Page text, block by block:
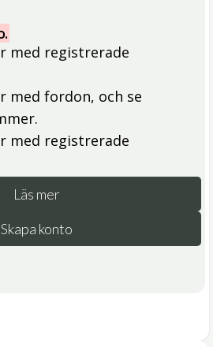
med registrerade
med fordon, och se
med registrerade
Läs mer
Skapa konto